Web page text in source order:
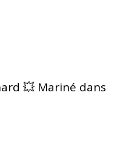
💥 Mariné dans